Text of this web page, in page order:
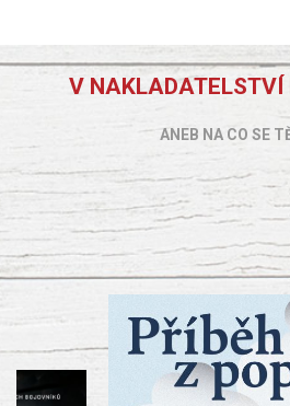
V NAKLADATELSTVÍ
ANEB NA CO SE